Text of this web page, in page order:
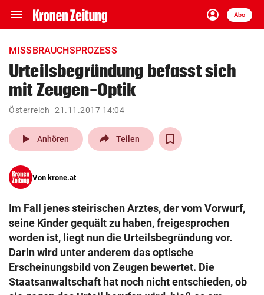
menu Navigation
ein-/ausklappen
account_circle
Anmelden
Abo
close Schließen
account_circle Anmelden
pin_drop
Wien arrow_right
search
eingeben
© Krone Multimedia GmbH & Co KG 2026
Muthgasse 2, 1190 Wien
MISSBRAUCHSPROZESS
Urteilsbegründung befasst sich
mit Zeugen-Optik
Österreich 21.11.2017 14:04
play_arrow Anhören Teilen
Von krone.at
Im Fall jenes steirischen Arztes, der vom Vorwurf,
seine Kinder gequält zu haben, freigesprochen
worden ist, liegt nun die Urteilsbegründung vor.
Darin wird unter anderem das optische
Erscheinungsbild von Zeugen bewertet. Die
Staatsanwaltschaft hat noch nicht entschieden, ob